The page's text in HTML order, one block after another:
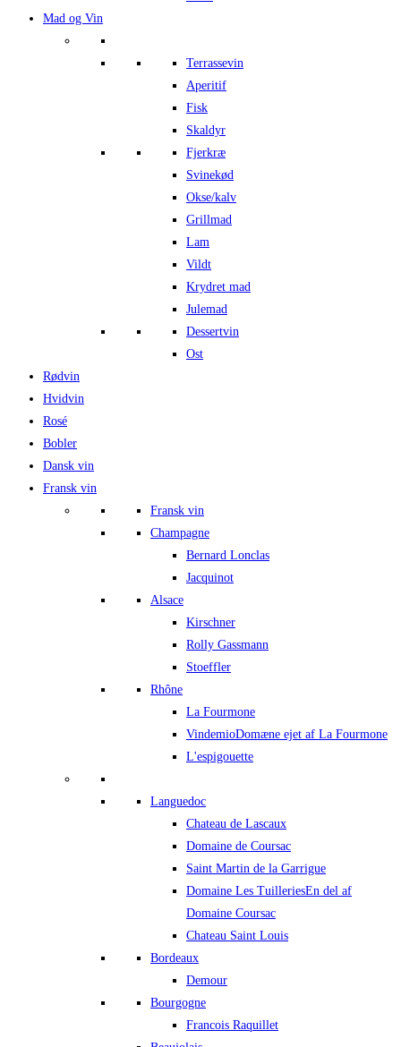
Mad og Vin
Terrassevin
Aperitif
Fisk
Skaldyr
Fjerkræ
Svinekød
Okse/kalv
Grillmad
Lam
Vildt
Krydret mad
Julemad
Dessertvin
Ost
Rødvin
Hvidvin
Rosé
Bobler
Dansk vin
Fransk vin
Fransk vin
Champagne
Bernard Lonclas
Jacquinot
Alsace
Kirschner
Rolly Gassmann
Stoeffler
Rhône
La Fourmone
VindemioDomæne ejet af La Fourmone
L'espigouette
Languedoc
Chateau de Lascaux
Domaine de Coursac
Saint Martin de la Garrigue
Domaine Les TuilleriesEn del af
Domaine Coursac
Chateau Saint Louis
Bordeaux
Demour
Bourgogne
Francois Raquillet